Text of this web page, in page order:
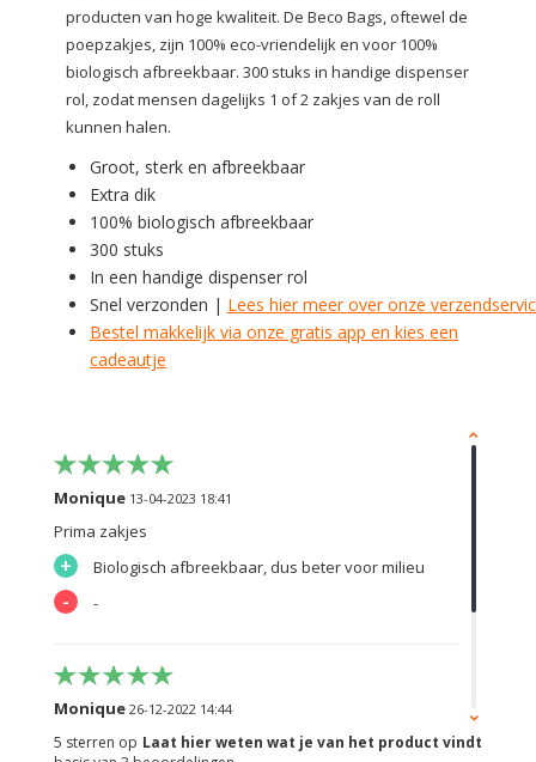
producten van hoge kwaliteit. De Beco Bags, oftewel de
poepzakjes, zijn 100% eco-vriendelijk en voor 100%
biologisch afbreekbaar. 300 stuks in handige dispenser
rol, zodat mensen dagelijks 1 of 2 zakjes van de roll
kunnen halen.
Groot, sterk en afbreekbaar
Extra dik
100% biologisch afbreekbaar
300 stuks
In een handige dispenser rol
Snel verzonden | Lees hier meer over onze
Bestel makkelijk via onze gratis app en kies een
cadeautje
Monique 13-04-2023 18:41
Prima zakjes
+ Biologisch afbreekbaar, dus beter voor milieu
- -
Monique 26-12-2022 14:44
Mooie maat, goede dikte en fijn dat het afbreekbaar is
Laat hier weten wat je van het product vindt
5 sterren op